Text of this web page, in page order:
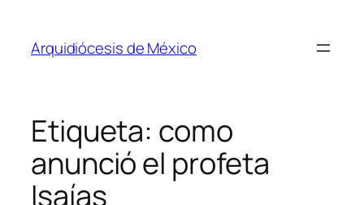
contenido
Arquidiócesis de México
Etiqueta: como
anunció el profeta
Isaías